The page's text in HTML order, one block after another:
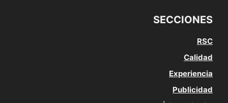
SECCIONES
RSC
Calidad
Experiencia
Publicidad